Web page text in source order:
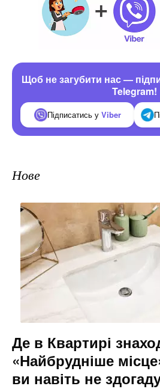
Щоб не загубити нас —
Telegram!
Підписатись у Viber
Нове
Де в Квартирі
«Найбрудніше
ви навіть не